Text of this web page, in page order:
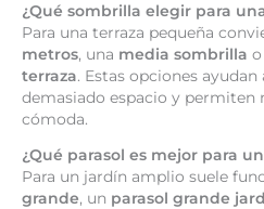
¿Qué sombrilla elegir para
Para una terraza pequeña
metros, una media sombrilla o
terraza. Estas opciones
demasiado espacio y permiten
cómoda.
¿Qué parasol es mejor para
Para un jardín amplio suele
grande, un parasol grande